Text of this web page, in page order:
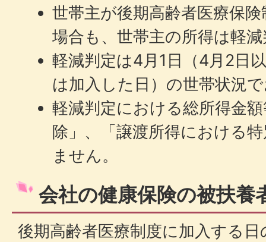
世帯主が後期高齢者医療保
場合も、世帯主の所得は軽
軽減判定は4月1日（4月2日
は加入した日）の世帯状況
軽減判定における総所得金
除」、「譲渡所得における
ません。
会社の健康保険の被扶養
後期高齢者医療制度に加入する